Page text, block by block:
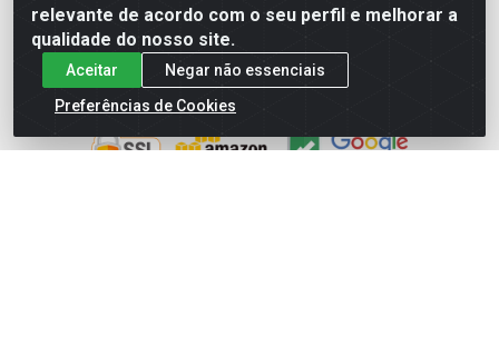
relevante de acordo com o seu perfil e melhorar a
qualidade do nosso site.
Aceitar
Negar não essenciais
Preferências de Cookies
Site Seguro